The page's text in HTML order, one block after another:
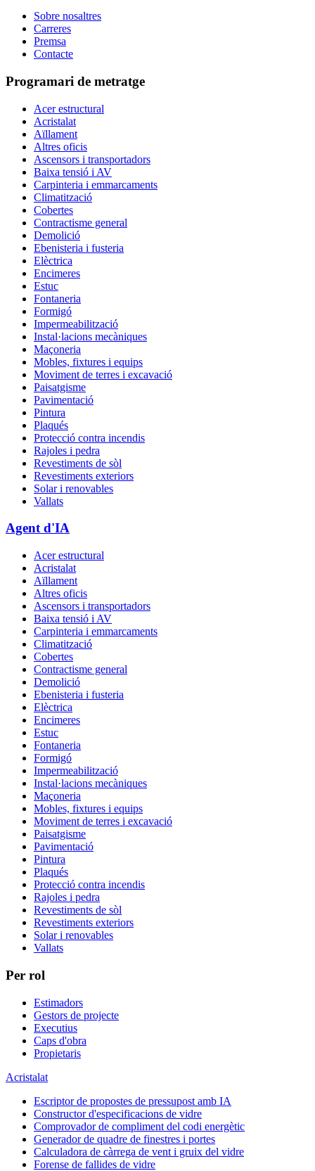
Sobre nosaltres
Carreres
Premsa
Contacte
Programari de metratge
Acer estructural
Acristalat
Aïllament
Altres oficis
Ascensors i transportadors
Baixa tensió i AV
Carpinteria i emmarcaments
Climatització
Cobertes
Contractisme general
Demolició
Ebenisteria i fusteria
Elèctrica
Encimeres
Estuc
Fontaneria
Formigó
Impermeabilització
Instal·lacions mecàniques
Maçoneria
Mobles, fixtures i equips
Moviment de terres i excavació
Paisatgisme
Pavimentació
Pintura
Plaqués
Protecció contra incendis
Rajoles i pedra
Revestiments de sòl
Revestiments exteriors
Solar i renovables
Vallats
Agent d'IA
Acer estructural
Acristalat
Aïllament
Altres oficis
Ascensors i transportadors
Baixa tensió i AV
Carpinteria i emmarcaments
Climatització
Cobertes
Contractisme general
Demolició
Ebenisteria i fusteria
Elèctrica
Encimeres
Estuc
Fontaneria
Formigó
Impermeabilització
Instal·lacions mecàniques
Maçoneria
Mobles, fixtures i equips
Moviment de terres i excavació
Paisatgisme
Pavimentació
Pintura
Plaqués
Protecció contra incendis
Rajoles i pedra
Revestiments de sòl
Revestiments exteriors
Solar i renovables
Vallats
Per rol
Estimadors
Gestors de projecte
Executius
Caps d'obra
Propietaris
Acristalat
Escriptor de propostes de pressupost amb IA
Constructor d'especificacions de vidre
Comprovador de compliment del codi energètic
Generador de quadre de finestres i portes
Calculadora de càrrega de vent i gruix del vidre
Forense de fallides de vidre